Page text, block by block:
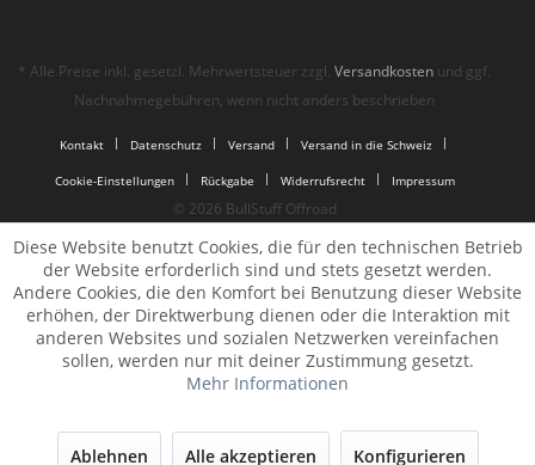
* Alle Preise inkl. gesetzl. Mehrwertsteuer zzgl.Versandkosten und ggf.
Nachnahmegebühren, wenn nicht anders beschrieben
Kontakt Datenschutz Versand Versand in die Schweiz
Cookie-Einstellungen Rückgabe Widerrufsrecht Impressum
© 2026 BullStuff Offroad
Diese Website benutzt Cookies, die für den technischen Betrieb
der Website erforderlich sind und stets gesetzt werden.
Andere Cookies, die den Komfort bei Benutzung dieser Website
erhöhen, der Direktwerbung dienen oder die Interaktion mit
anderen Websites und sozialen Netzwerken vereinfachen
sollen, werden nur mit deiner Zustimmung gesetzt.
Mehr Informationen
Ablehnen Alle akzeptieren Konfigurieren